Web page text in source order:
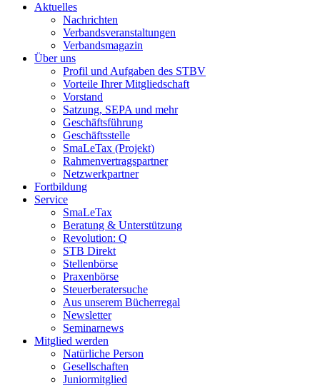
Aktuelles
Nachrichten
Verbandsveranstaltungen
Verbandsmagazin
Über uns
Profil und Aufgaben des STBV
Vorteile Ihrer Mitgliedschaft
Vorstand
Satzung, SEPA und mehr
Geschäftsführung
Geschäftsstelle
SmaLeTax (Projekt)
Rahmenvertragspartner
Netzwerkpartner
Fortbildung
Service
SmaLeTax
Beratung & Unterstützung
Revolution: Q
STB Direkt
Stellenbörse
Praxenbörse
Steuerberatersuche
Aus unserem Bücherregal
Newsletter
Seminarnews
Mitglied werden
Natürliche Person
Gesellschaften
Juniormitglied